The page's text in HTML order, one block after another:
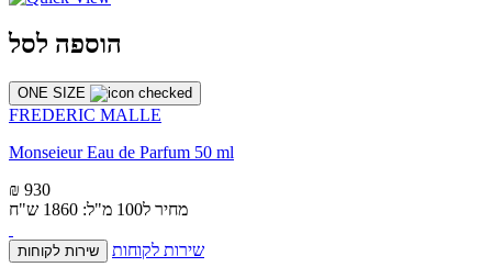
הוספה לסל
ONE SIZE
FREDERIC MALLE
Monseieur Eau de Parfum 50 ml
₪ 930
מחיר ל100 מ"ל: 1860 ש"ח
שירות לקוחות שירות לקוחות